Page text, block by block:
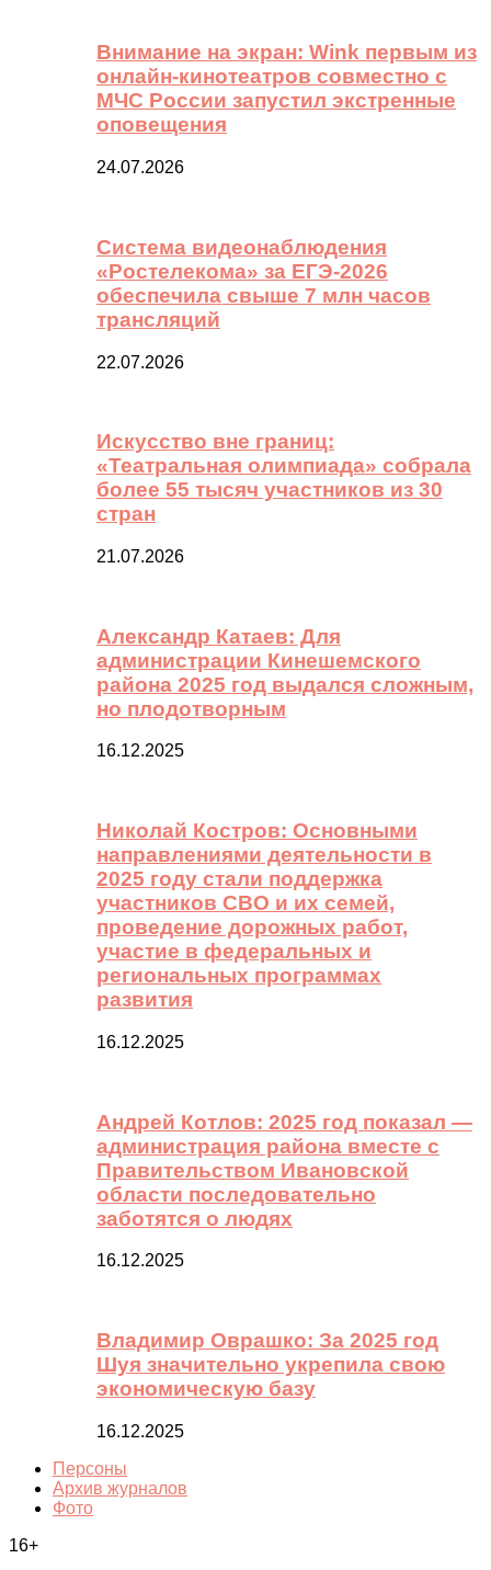
Внимание на экран: Wink первым из
онлайн-кинотеатров совместно с
МЧС России запустил экстренные
оповещения
24.07.2026
Система видеонаблюдения
«Ростелекома» за ЕГЭ-2026
обеспечила свыше 7 млн часов
трансляций
22.07.2026
Искусство вне границ:
«Театральная олимпиада» собрала
более 55 тысяч участников из 30
стран
21.07.2026
Александр Катаев: Для
администрации Кинешемского
района 2025 год выдался сложным,
но плодотворным
16.12.2025
Николай Костров: Основными
направлениями деятельности в
2025 году стали поддержка
участников СВО и их семей,
проведение дорожных работ,
участие в федеральных и
региональных программах
развития
16.12.2025
Андрей Котлов: 2025 год показал —
администрация района вместе с
Правительством Ивановской
области последовательно
заботятся о людях
16.12.2025
Владимир Оврашко: За 2025 год
Шуя значительно укрепила свою
экономическую базу
16.12.2025
Персоны
Архив журналов
Фото
16+